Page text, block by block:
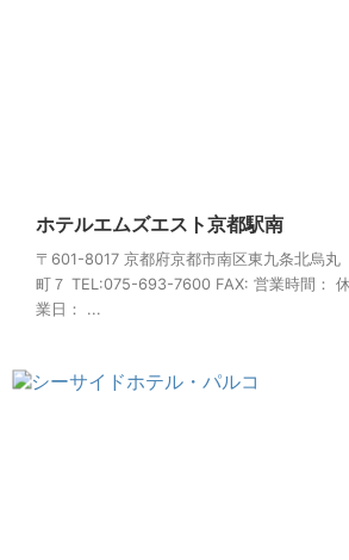
ホテルエムズエスト京都駅南
〒601-8017 京都府京都市南区東九条北烏丸
町７ TEL:075-693-7600 FAX: 営業時間： 休
業日： ...